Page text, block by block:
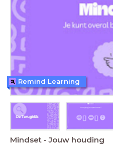
Mindset - Jouw houding
Remind Learning